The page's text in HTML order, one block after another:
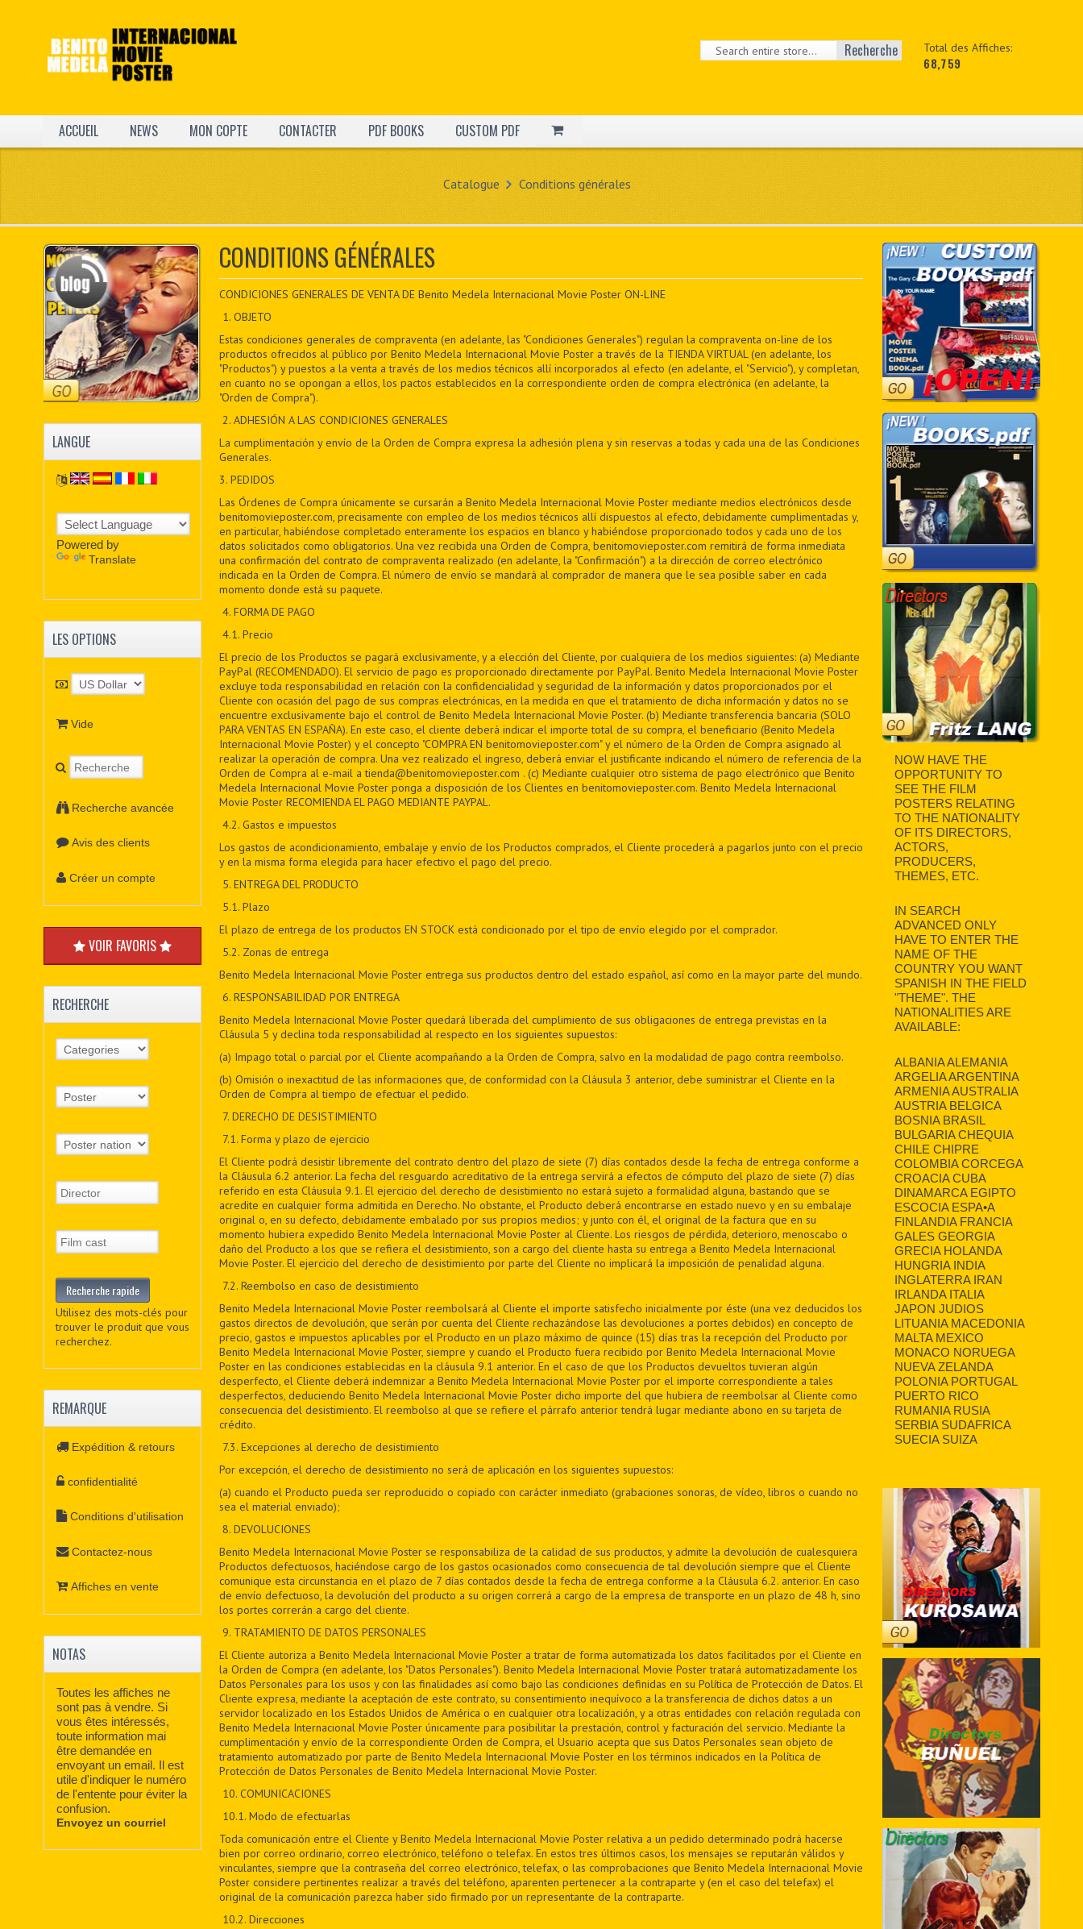
Total des Affiches:
68,759
Recherche
ACCUEIL NEWS MON COPTE CONTACTER PDF BOOKS CUSTOM PDF
Catalogue Conditions générales
CONDITIONS GÉNÉRALES
CONDICIONES GENERALES DE VENTA DE Benito Medela Internacional Movie Poster ON-LINE
1. OBJETO
Estas condiciones generales de compraventa (en adelante, las "Condiciones Generales") regulan la compraventa on-line de los
productos ofrecidos al público por Benito Medela Internacional Movie Poster a través de la TIENDA VIRTUAL (en adelante, los
"Productos") y puestos a la venta a través de los medios técnicos allí incorporados al efecto (en adelante, el "Servicio"), y completan,
en cuanto no se opongan a ellos, los pactos establecidos en la correspondiente orden de compra electrónica (en adelante, la
"Orden de Compra").
2. ADHESIÓN A LAS CONDICIONES GENERALES
La cumplimentación y envío de la Orden de Compra expresa la adhesión plena y sin reservas a todas y cada una de las Condiciones
Generales.
3. PEDIDOS
Las Órdenes de Compra únicamente se cursarán a Benito Medela Internacional Movie Poster mediante medios electrónicos desde
benitomovieposter.com, precisamente con empleo de los medios técnicos allí dispuestos al efecto, debidamente cumplimentadas y,
en particular, habiéndose completado enteramente los espacios en blanco y habiéndose proporcionado todos y cada uno de los
datos solicitados como obligatorios. Una vez recibida una Orden de Compra, benitomovieposter.com remitirá de forma inmediata
una confirmación del contrato de compraventa realizado (en adelante, la "Confirmación") a la dirección de correo electrónico
indicada en la Orden de Compra. El número de envío se mandará al comprador de manera que le sea posible saber en cada
momento donde está su paquete.
4. FORMA DE PAGO
4.1. Precio
El precio de los Productos se pagará exclusivamente, y a elección del Cliente, por cualquiera de los medios siguientes: (a) Mediante
PayPal (RECOMENDADO). El servicio de pago es proporcionado directamente por PayPal. Benito Medela Internacional Movie Poster
excluye toda responsabilidad en relación con la confidencialidad y seguridad de la información y datos proporcionados por el
Cliente con ocasión del pago de sus compras electrónicas, en la medida en que el tratamiento de dicha información y datos no se
encuentre exclusivamente bajo el control de Benito Medela Internacional Movie Poster. (b) Mediante transferencia bancaria (SOLO
PARA VENTAS EN ESPAÑA). En este caso, el cliente deberá indicar el importe total de su compra, el beneficiario (Benito Medela
Internacional Movie Poster) y el concepto "COMPRA EN benitomovieposter.com" y el número de la Orden de Compra asignado al
realizar la operación de compra. Una vez realizado el ingreso, deberá enviar el justificante indicando el número de referencia de la
Orden de Compra al e-mail a tienda@benitomovieposter.com . (c) Mediante cualquier otro sistema de pago electrónico que Benito
Medela Internacional Movie Poster ponga a disposición de los Clientes en benitomovieposter.com. Benito Medela Internacional
Movie Poster RECOMIENDA EL PAGO MEDIANTE PAYPAL.
4.2. Gastos e impuestos
Los gastos de acondicionamiento, embalaje y envío de los Productos comprados, el Cliente procederá a pagarlos junto con el precio
y en la misma forma elegida para hacer efectivo el pago del precio.
5. ENTREGA DEL PRODUCTO
5.1. Plazo
El plazo de entrega de los productos EN STOCK está condicionado por el tipo de envío elegido por el comprador.
5.2. Zonas de entrega
Benito Medela Internacional Movie Poster entrega sus productos dentro del estado español, así como en la mayor parte del mundo.
6. RESPONSABILIDAD POR ENTREGA
Benito Medela Internacional Movie Poster quedará liberada del cumplimiento de sus obligaciones de entrega previstas en la
Cláusula 5 y declina toda responsabilidad al respecto en los siguientes supuestos:
(a) Impago total o parcial por el Cliente acompañando a la Orden de Compra, salvo en la modalidad de pago contra reembolso.
(b) Omisión o inexactitud de las informaciones que, de conformidad con la Cláusula 3 anterior, debe suministrar el Cliente en la
Orden de Compra al tiempo de efectuar el pedido.
7. DERECHO DE DESISTIMIENTO
7.1. Forma y plazo de ejercicio
El Cliente podrá desistir libremente del contrato dentro del plazo de siete (7) días contados desde la fecha de entrega conforme a
la Cláusula 6.2 anterior. La fecha del resguardo acreditativo de la entrega servirá a efectos de cómputo del plazo de siete (7) días
referido en esta Cláusula 9.1. El ejercicio del derecho de desistimiento no estará sujeto a formalidad alguna, bastando que se
acredite en cualquier forma admitida en Derecho. No obstante, el Producto deberá encontrarse en estado nuevo y en su embalaje
original o, en su defecto, debidamente embalado por sus propios medios; y junto con él, el original de la factura que en su
momento hubiera expedido Benito Medela Internacional Movie Poster al Cliente. Los riesgos de pérdida, deterioro, menoscabo o
daño del Producto a los que se refiera el desistimiento, son a cargo del cliente hasta su entrega a Benito Medela Internacional
Movie Poster. El ejercicio del derecho de desistimiento por parte del Cliente no implicará la imposición de penalidad alguna.
7.2. Reembolso en caso de desistimiento
Benito Medela Internacional Movie Poster reembolsará al Cliente el importe satisfecho inicialmente por éste (una vez deducidos los
gastos directos de devolución, que serán por cuenta del Cliente rechazándose las devoluciones a portes debidos) en concepto de
precio, gastos e impuestos aplicables por el Producto en un plazo máximo de quince (15) días tras la recepción del Producto por
Benito Medela Internacional Movie Poster, siempre y cuando el Producto fuera recibido por Benito Medela Internacional Movie
Poster en las condiciones establecidas en la cláusula 9.1 anterior. En el caso de que los Productos devueltos tuvieran algún
desperfecto, el Cliente deberá indemnizar a Benito Medela Internacional Movie Poster por el importe correspondiente a tales
desperfectos, deduciendo Benito Medela Internacional Movie Poster dicho importe del que hubiera de reembolsar al Cliente como
consecuencia del desistimiento. El reembolso al que se refiere el párrafo anterior tendrá lugar mediante abono en su tarjeta de
crédito.
7.3. Excepciones al derecho de desistimiento
Por excepción, el derecho de desistimiento no será de aplicación en los siguientes supuestos:
(a) cuando el Producto pueda ser reproducido o copiado con carácter inmediato (grabaciones sonoras, de vídeo, libros o cuando no
sea el material enviado);
8. DEVOLUCIONES
Benito Medela Internacional Movie Poster se responsabiliza de la calidad de sus productos, y admite la devolución de cualesquiera
Productos defectuosos, haciéndose cargo de los gastos ocasionados como consecuencia de tal devolución siempre que el Cliente
comunique esta circunstancia en el plazo de 7 días contados desde la fecha de entrega conforme a la Cláusula 6.2. anterior. En caso
de envío defectuoso, la devolución del producto a su origen correrá a cargo de la empresa de transporte en un plazo de 48 h, sino
los portes correrán a cargo del cliente.
9. TRATAMIENTO DE DATOS PERSONALES
El Cliente autoriza a Benito Medela Internacional Movie Poster a tratar de forma automatizada los datos facilitados por el Cliente en
la Orden de Compra (en adelante, los "Datos Personales"). Benito Medela Internacional Movie Poster tratará automatizadamente los
Datos Personales para los usos y con las finalidades así como bajo las condiciones definidas en su Política de Protección de Datos. El
Cliente expresa, mediante la aceptación de este contrato, su consentimiento inequívoco a la transferencia de dichos datos a un
servidor localizado en los Estados Unidos de América o en cualquier otra localización, y a otras entidades con relación regulada con
Benito Medela Internacional Movie Poster únicamente para posibilitar la prestación, control y facturación del servicio. Mediante la
cumplimentación y envío de la correspondiente Orden de Compra, el Usuario acepta que sus Datos Personales sean objeto de
tratamiento automatizado por parte de Benito Medela Internacional Movie Poster en los términos indicados en la Política de
Protección de Datos Personales de Benito Medela Internacional Movie Poster.
10. COMUNICACIONES
10.1. Modo de efectuarlas
Toda comunicación entre el Cliente y Benito Medela Internacional Movie Poster relativa a un pedido determinado podrá hacerse
bien por correo ordinario, correo electrónico, teléfono o telefax. En estos tres últimos casos, los mensajes se reputarán válidos y
vinculantes, siempre que la contraseña del correo electrónico, telefax, o las comprobaciones que Benito Medela Internacional Movie
Poster considere pertinentes realizar a través del teléfono, aparenten pertenecer a la contraparte y (en el caso del telefax) el
original de la comunicación parezca haber sido firmado por un representante de la contraparte.
10.2. Direcciones
LANGUE
Powered by
Translate
LES OPTIONS
Vide
Recherche avancée
Avis des clients
Créer un compte
VOIR FAVORIS
RECHERCHE
Utilisez des mots-clés pour
trouver le produit que vous
recherchez.
REMARQUE
Expédition & retours
confidentialité
Conditions d'utilisation
Contactez-nous
Affiches en vente
NOTAS
Toutes les affiches ne
sont pas à vendre. Si
vous êtes intéressés,
toute information mai
être demandée en
envoyant un email. Il est
utile d'indiquer le numéro
de l'entente pour éviter la
confusion.
Envoyez un courriel
NOW HAVE THE
OPPORTUNITY TO
SEE THE FILM
POSTERS RELATING
TO THE NATIONALITY
OF ITS DIRECTORS,
ACTORS,
PRODUCERS,
THEMES, ETC.
IN SEARCH
ADVANCED ONLY
HAVE TO ENTER THE
NAME OF THE
COUNTRY YOU WANT
SPANISH IN THE FIELD
"THEME". THE
NATIONALITIES ARE
AVAILABLE:
ALBANIA ALEMANIA
ARGELIA ARGENTINA
ARMENIA AUSTRALIA
AUSTRIA BELGICA
BOSNIA BRASIL
BULGARIA CHEQUIA
CHILE CHIPRE
COLOMBIA CORCEGA
CROACIA CUBA
DINAMARCA EGIPTO
ESCOCIA ESPA•A
FINLANDIA FRANCIA
GALES GEORGIA
GRECIA HOLANDA
HUNGRIA INDIA
INGLATERRA IRAN
IRLANDA ITALIA
JAPON JUDIOS
LITUANIA MACEDONIA
MALTA MEXICO
MONACO NORUEGA
NUEVA ZELANDA
POLONIA PORTUGAL
PUERTO RICO
RUMANIA RUSIA
SERBIA SUDAFRICA
SUECIA SUIZA